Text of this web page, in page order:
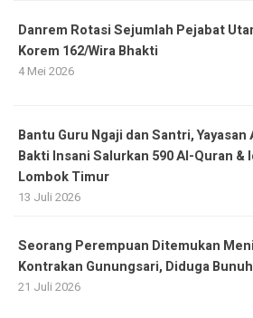
Danrem Rotasi Sejumlah Pejabat
Korem 162/Wira Bhakti
4 Mei 2026
Bantu Guru Ngaji dan Santri, Yayasan
Bakti Insani Salurkan 590 Al-Quran &
Lombok Timur
13 Juli 2026
Seorang Perempuan Ditemukan
Kontrakan Gunungsari, Diduga
21 Juli 2026